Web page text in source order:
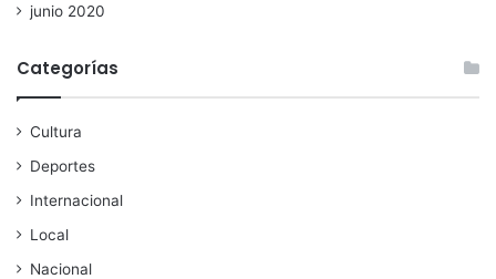
junio 2020
Categorías
Cultura
Deportes
Internacional
Local
Nacional